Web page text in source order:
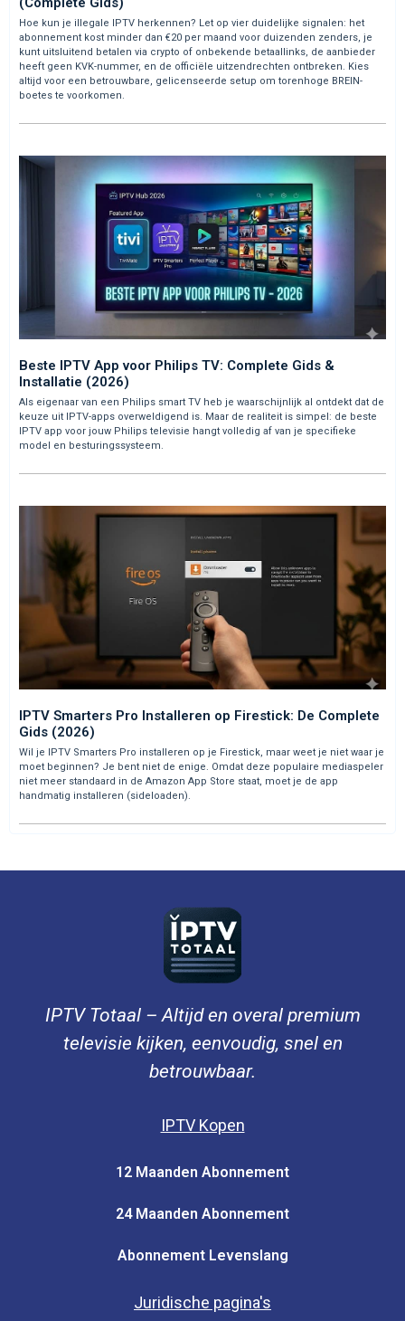
Hoe kun je illegale IPTV herkennen? Let op vier duidelijke signalen: het
abonnement kost minder dan €20 per maand voor duizenden zenders, je
kunt uitsluitend betalen via crypto of onbekende betaallinks, de aanbieder
heeft geen KVK-nummer, en de officiële uitzendrechten ontbreken. Kies
altijd voor een betrouwbare, gelicenseerde setup om torenhoge BREIN-
boetes te voorkomen.
Beste IPTV App voor Philips TV: Complete Gids &
Installatie (2026)
Als eigenaar van een Philips smart TV heb je waarschijnlijk al ontdekt dat de
keuze uit IPTV-apps overweldigend is. Maar de realiteit is simpel: de beste
IPTV app voor jouw Philips televisie hangt volledig af van je specifieke
model en besturingssysteem.
IPTV Smarters Pro Installeren op Firestick: De Complete
Gids (2026)
Wil je IPTV Smarters Pro installeren op je Firestick, maar weet je niet waar je
moet beginnen? Je bent niet de enige. Omdat deze populaire mediaspeler
niet meer standaard in de Amazon App Store staat, moet je de app
handmatig installeren (sideloaden).
IPTV Totaal – Altijd en overal premium
televisie kijken, eenvoudig, snel en
betrouwbaar.
IPTV Kopen
12 Maanden Abonnement
24 Maanden Abonnement
Abonnement Levenslang
Juridische pagina's